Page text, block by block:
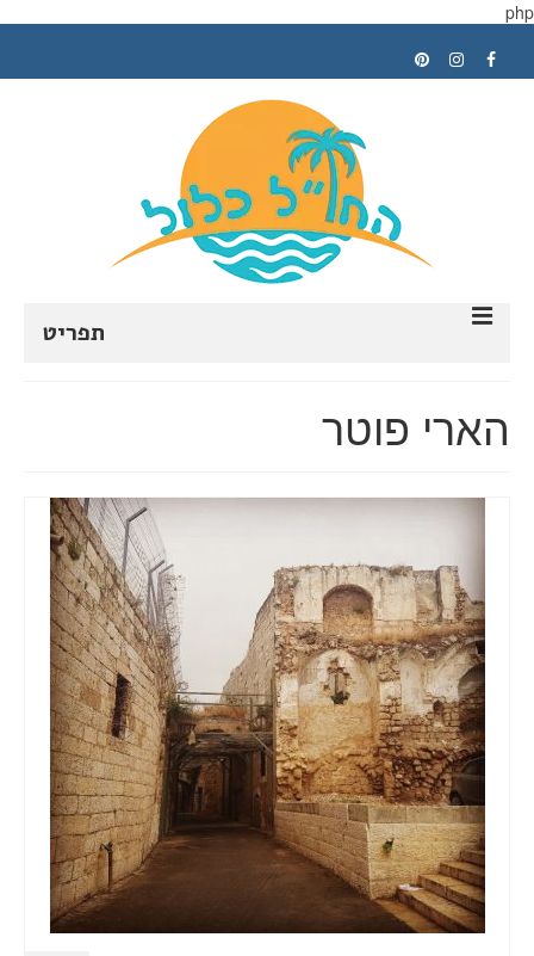
php
תפריט
תכנון טיול
טיפים
תכנון טיול בהתאמה אישית
חדשות
אודות
צור קשר
Planning a trip? Here it all begins!
עמוד הבית
הארי פוטר